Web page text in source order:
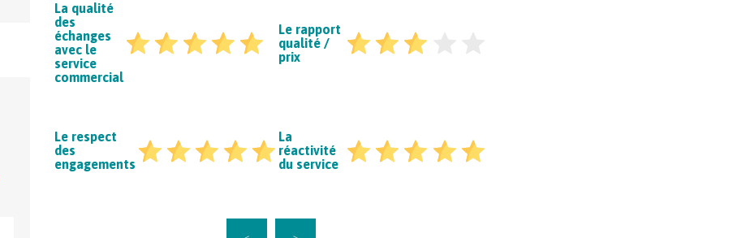
Passez au niveau 2025 !
20
La qualité
des
échanges
avec le
service
commercial
Le rapport
qualité /
prix
Le respect
des
engagements
La
réactivité
du service